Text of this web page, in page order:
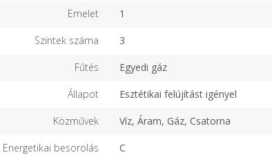
Emelet 1
Szintek száma 3
Fűtés Egyedi gáz
Állapot Esztétikai felújítást igényel
Közművek Víz, Áram, Gáz, Csatorna
Energetikai besorolás C